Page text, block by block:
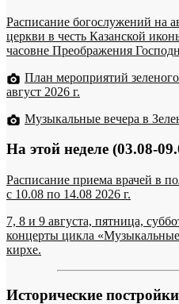
Расписание богослужений на
церкви в честь Казанской
часовне Преображения
План мероприятий
август 2026 г.
Музыкальные вечера в
На этой неделе (03.08-
Расписание приема врачей в
c 10.08 по 14.08 2026 г.
7, 8 и 9 августа, пятница,
концерты цикла «Музыкальные
кирхе.
Исторические постройки